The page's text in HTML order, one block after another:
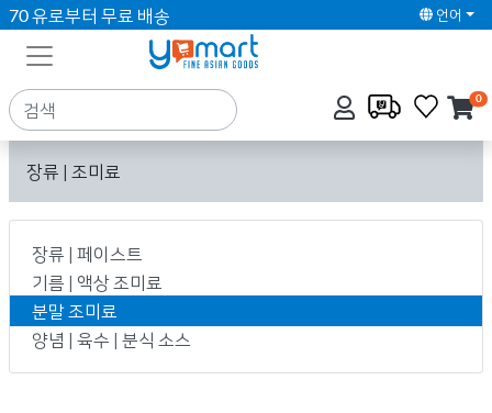
70 유로부터 무료 배송 언어
0
장류 | 조미료
장류 | 페이스트
기름 | 액상 조미료
분말 조미료
양념 | 육수 | 분식 소스